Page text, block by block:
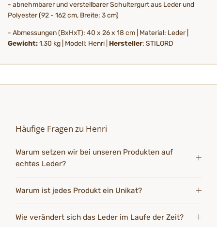
- abnehmbarer und verstellbarer Schultergurt aus Leder und
Polyester (92 - 162 cm, Breite: 3 cm)
- Abmessungen (BxHxT): 40 x 26 x 18 cm | Material: Leder |
Gewicht:1,30 kg | Modell: Henri | Hersteller: STILORD
Häufige Fragen zu Henri
Warum setzen wir bei unseren Produkten auf
echtes Leder?
Warum ist jedes Produkt ein Unikat?
Wie verändert sich das Leder im Laufe der Zeit?